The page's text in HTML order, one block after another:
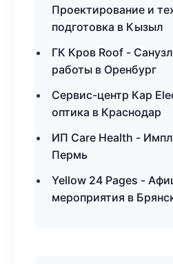
Проектирование и
подготовка в Кызыл
ГК Кров Roof -
работы в Оренбург
Сервис-центр Кар
оптика в Краснодар
ИП Care Health -
Пермь
Yellow 24 Pages -
мероприятия в